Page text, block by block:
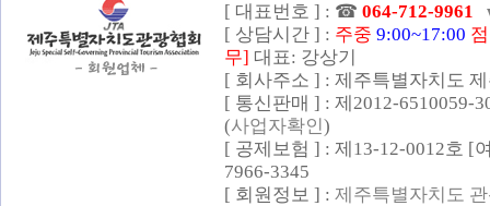
[ 대표번호 ] : ☎ 064-712-9961
[ 상담시간 ] : 주중 9:00~17:00
무] 대표: 강상기
[ 회사주소 ] : 제주특별자치도
[ 통신판매 ] : 제2012-
(사업자확인)
[ 공제보험 ] : 제13-12-0012호 [
7966-3345
[ 회원정보 ] : 제주특별자치도